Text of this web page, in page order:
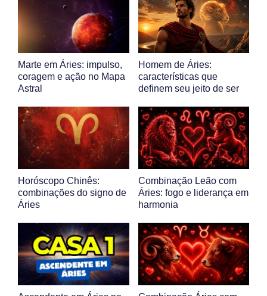
Marte em Áries: impulso,
coragem e ação no Mapa
Astral
Homem de Áries:
características que
definem seu jeito de ser
Horóscopo Chinês:
combinações do signo de
Áries
Combinação Leão com
Áries: fogo e liderança em
harmonia